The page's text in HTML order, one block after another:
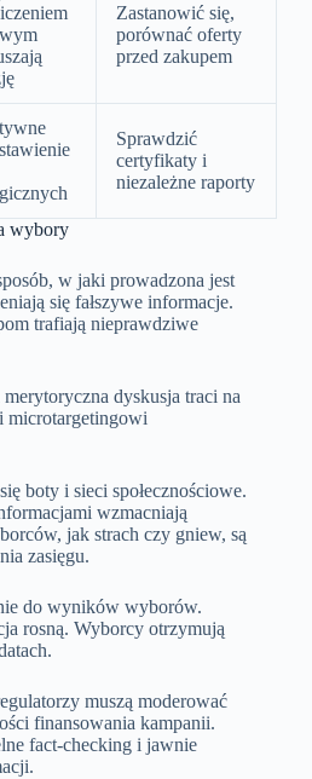
Zastanowić się,
porównać oferty
przed zakupem
Sprawdzić
certyfikaty i
niezależne raporty
wybory
w jaki prowadzona jest
się fałszywe informacje.
trafiają nieprawdziwe
dyskusja traci na
microtargetingowi
boty i sieci społecznościowe.
wzmacniają
jak strach czy gniew, są
zasięgu.
do wyników wyborów.
rosną. Wyborcy otrzymują
muszą moderować
finansowania kampanii.
fact-checking i jawnie